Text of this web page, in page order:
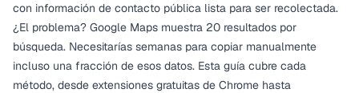
con información de contacto pública lista para ser recolectada.
¿El problema? Google Maps muestra 20 resultados por
búsqueda. Necesitarías semanas para copiar manualmente
incluso una fracción de esos datos. Esta guía cubre cada
método, desde extensiones gratuitas de Chrome hasta